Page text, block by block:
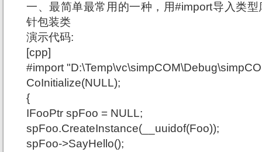
一、最简单最常用的一种，用#import导入类
针包装类
演示代码:
[cpp]
#import
CoInitialize(NULL);
{
IFooPtr spFoo = NULL;
spFoo.CreateInstance(__uuidof(Foo));
spFoo->SayHello();